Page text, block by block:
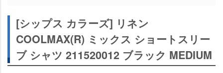
[シップス カラーズ] リネン
COOLMAX(R) ミックス ショートスリー
ブ シャツ 211520012 ブラック MEDIUM